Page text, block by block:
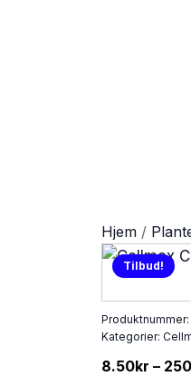
Hjem /
Tilbud!
Produktnummer:
Kategorier:
8.50kr –